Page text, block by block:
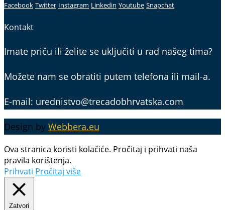
Facebook Twitter Instagram Linkedin Youtube Snapchat
Kontakt
Imate priču ili želite se uključiti u rad našeg tima?
Možete nam se obratiti putem telefona ili mail-a.
E-mail: urednistvo@trecadobhrvatska.com
Design by Webbera.eu
Ova stranica koristi kolačiće. Pročitaj i prihvati naša
pravila korištenja.
Prihvati Pročitaj više
Zatvori